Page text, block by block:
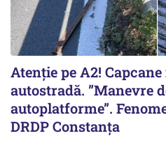
Atenție pe A2!
autostradă. ”Manevre
autoplatforme”.
DRDP Constanța